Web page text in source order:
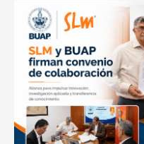
SLM
BUAP
firman
convenio
para
impulsar
la
innovación